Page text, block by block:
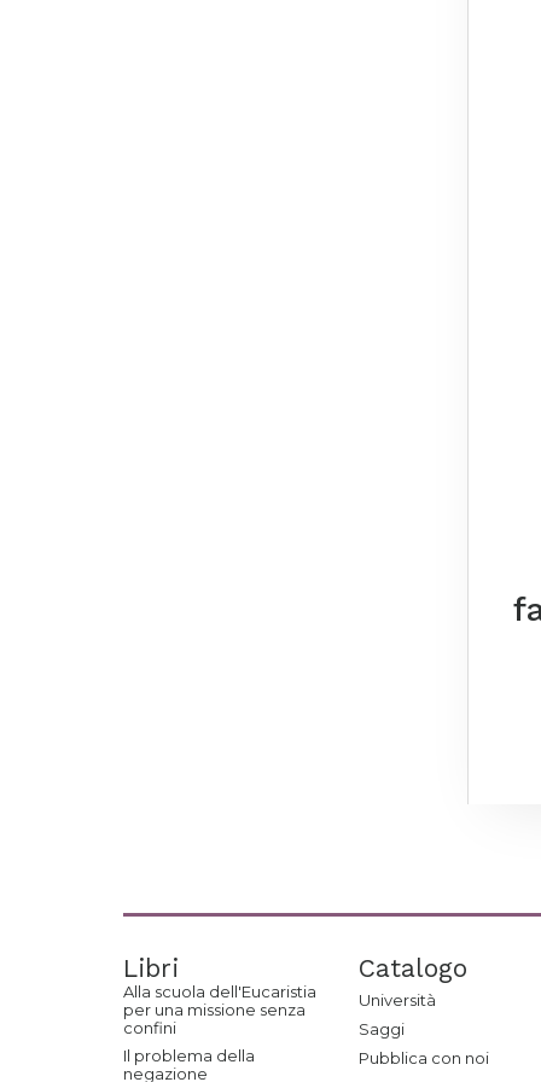
Libri
Alla scuola dell'Eucaristia
per una missione senza
confini
Il problema della
negazione
Catalogo
Università
Saggi
Pubblica con noi